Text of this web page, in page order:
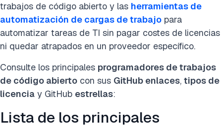
trabajos de código abierto y las herramientas de
automatización de cargas de trabajo para
automatizar tareas de TI sin pagar costes de licencias
ni quedar atrapados en un proveedor específico.
Consulte los principales programadores de trabajos
de código abierto con sus GitHub enlaces, tipos de
licencia y GitHub estrellas:
Lista de los principales